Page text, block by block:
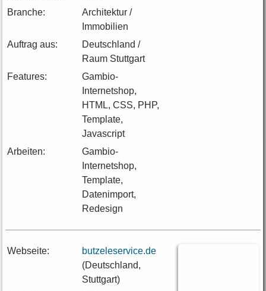
Branche:
Architektur /
Immobilien
Auftrag aus:
Deutschland /
Raum Stuttgart
Features:
Gambio-
Internetshop,
HTML, CSS, PHP,
Template,
Javascript
Arbeiten:
Gambio-
Internetshop,
Template,
Datenimport,
Redesign
Webseite:
butzeleservice.de
(Deutschland,
Stuttgart)